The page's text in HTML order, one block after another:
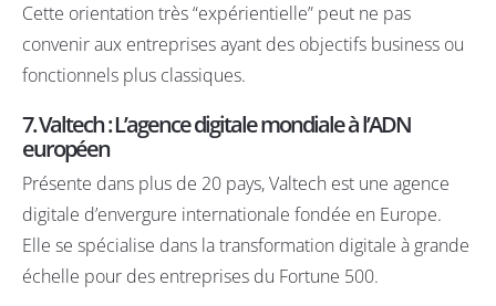
Cette orientation très “expérientielle” peut ne pas
convenir aux entreprises ayant des objectifs business ou
fonctionnels plus classiques.
7. Valtech : L’agence digitale mondiale à l’ADN
européen
Présente dans plus de 20 pays,Valtech est une agence
digitale d’envergure internationale fondée en Europe.
Elle se spécialise dans la transformation digitale à grande
échelle pour des entreprises du Fortune 500.